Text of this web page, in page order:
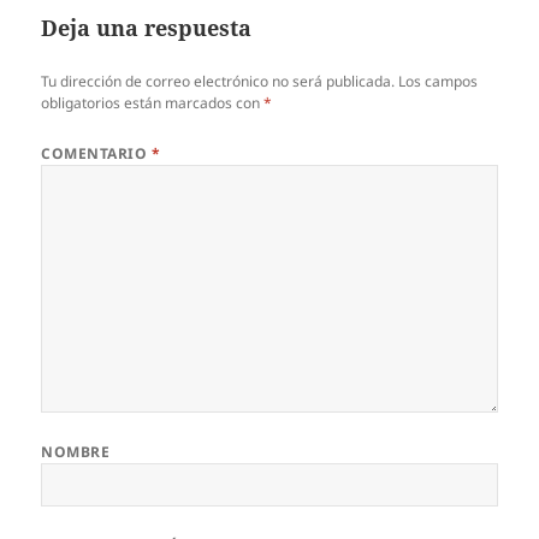
Deja una respuesta
Tu dirección de correo electrónico no será publicada. Los campos
obligatorios están marcados con*
COMENTARIO *
NOMBRE